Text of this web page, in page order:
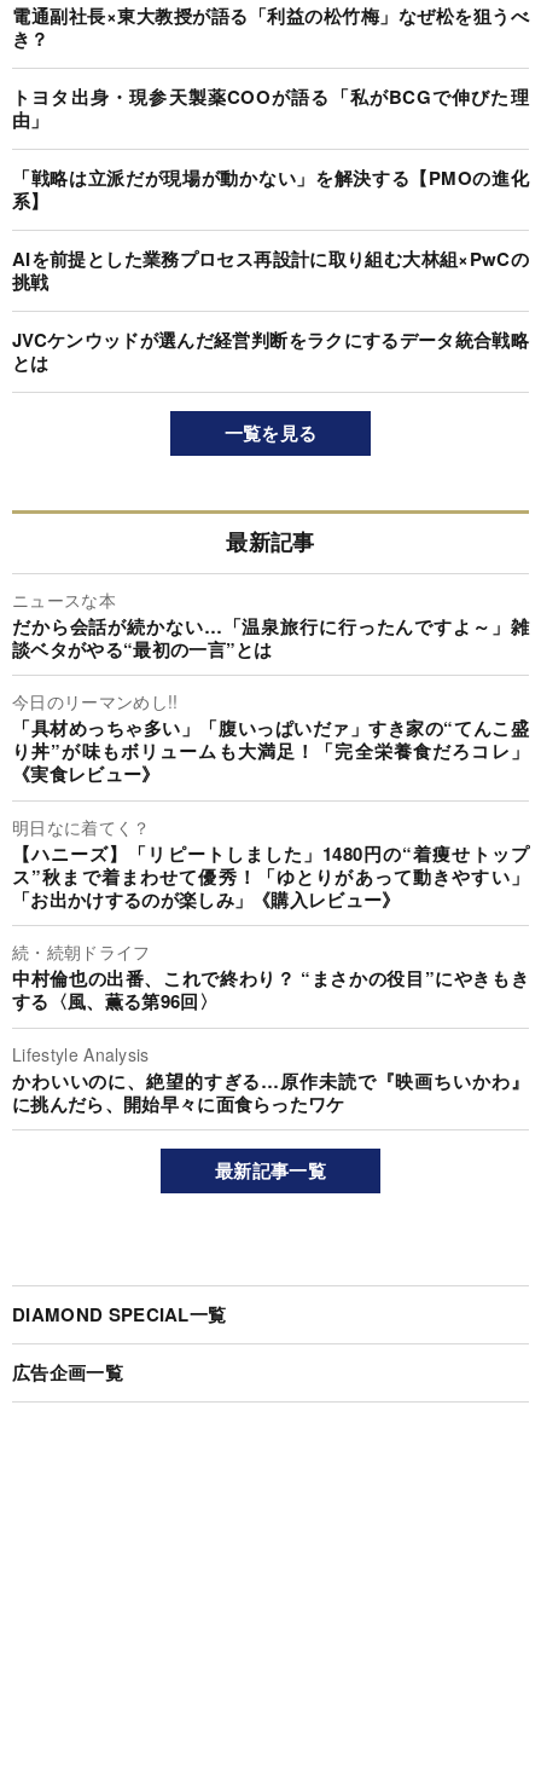
電通副社長×東大教授が語る「利益の松竹梅」なぜ松を狙うべ
き？
トヨタ出身・現参天製薬COOが語る「私がBCGで伸びた理
由」
「戦略は立派だが現場が動かない」を解決する【PMOの進化
系】
AIを前提とした業務プロセス再設計に取り組む大林組×PwCの
挑戦
JVCケンウッドが選んだ経営判断をラクにするデータ統合戦略
とは
一覧を見る
最新記事
ニュースな本
だから会話が続かない…「温泉旅行に行ったんですよ～」雑
談ベタがやる“最初の一言”とは
今日のリーマンめし!!
「具材めっちゃ多い」「腹いっぱいだァ」すき家の“てんこ盛
り丼”が味もボリュームも大満足！「完全栄養食だろコレ」
《実食レビュー》
明日なに着てく？
【ハニーズ】「リピートしました」1480円の“着痩せトップ
ス”秋まで着まわせて優秀！「ゆとりがあって動きやすい」
「お出かけするのが楽しみ」《購入レビュー》
続・続朝ドライフ
中村倫也の出番、これで終わり？ “まさかの役目”にやきもき
する〈風、薫る第96回〉
Lifestyle Analysis
かわいいのに、絶望的すぎる…原作未読で『映画ちいかわ』
に挑んだら、開始早々に面食らったワケ
最新記事一覧
DIAMOND SPECIAL一覧
広告企画一覧